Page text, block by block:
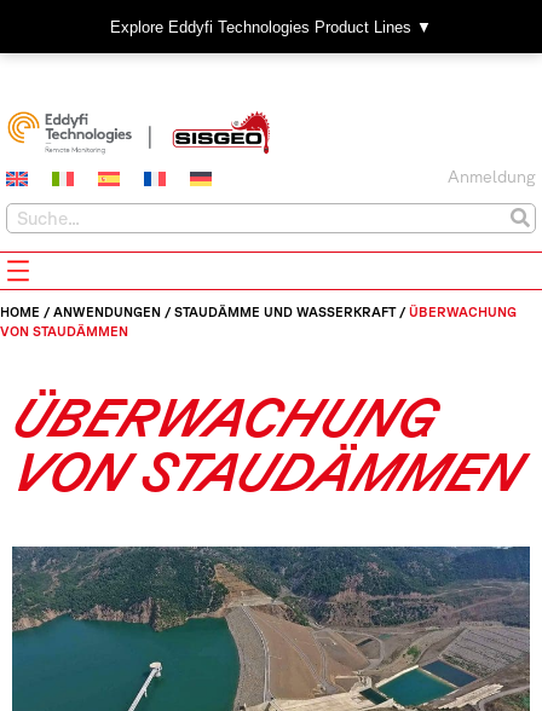
Explore Eddyfi Technologies Product Lines ▼
Anmeldung
HOME / ANWENDUNGEN / STAUDÄMME UND WASSERKRAFT / ÜBERWACHUNG
VON STAUDÄMMEN
ÜBERWACHUNG
VON STAUDÄMMEN